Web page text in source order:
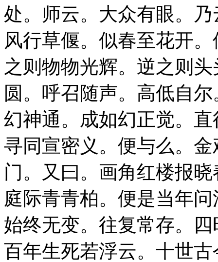
处。师云。大众有眼。
风行草偃。似春至花开
之则物物光辉。逆之则
圆。呼召随声。高低自
幻神通。成如幻正觉。
寻同宣密义。便与么。
门。又曰。画角红楼报
庭际青青柏。便是当年
始终无变。往复常存。
百年生死若浮云。十世